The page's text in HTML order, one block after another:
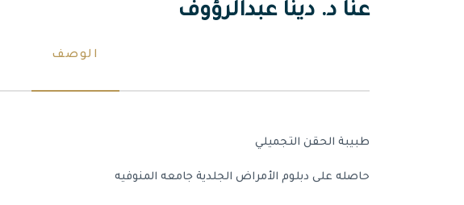
عنا د. دينا عبدالرؤوف
الوصف
طبيبة الحقن التجميلي
حاصله على دبلوم الأمراض الجلدية جامعه المنوفيه